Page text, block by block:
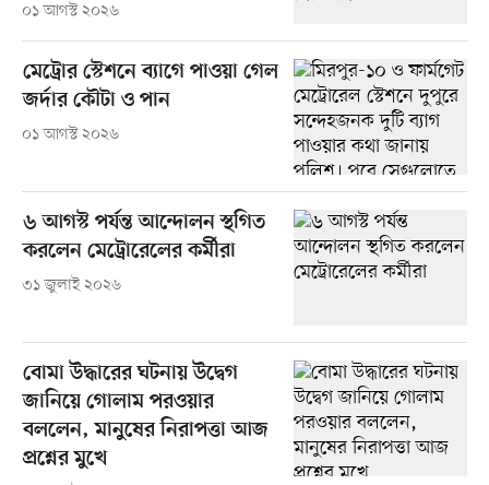
০১ আগস্ট ২০২৬
মেট্রোর স্টেশনে ব্যাগে পাওয়া গেল
জর্দার কৌটা ও পান
০১ আগস্ট ২০২৬
৬ আগস্ট পর্যন্ত আন্দোলন স্থগিত
করলেন মেট্রোরেলের কর্মীরা
৩১ জুলাই ২০২৬
বোমা উদ্ধারের ঘটনায় উদ্বেগ
জানিয়ে গোলাম পরওয়ার
বললেন, মানুষের নিরাপত্তা আজ
প্রশ্নের মুখে